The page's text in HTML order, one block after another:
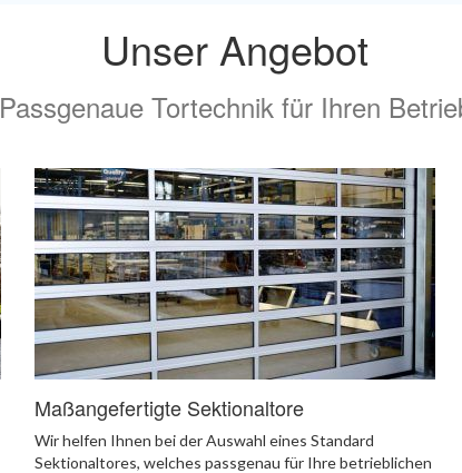
Unser Angebot
Passgenaue Tortechnik für Ihren
Maßangefertigte Sektionaltore
Wir helfen Ihnen bei der Auswahl eines Standard
Sektionaltores, welches passgenau für Ihre betrieblichen